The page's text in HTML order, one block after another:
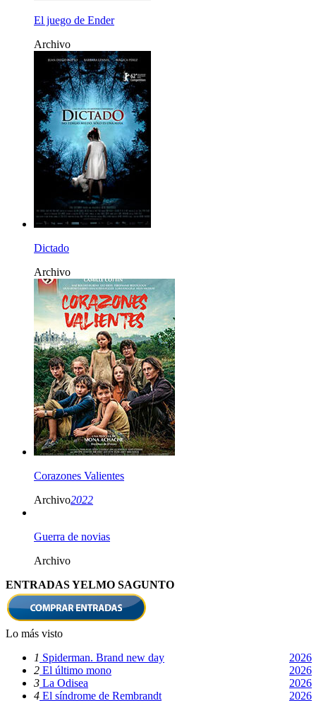
El juego de Ender
Archivo
Dictado
Archivo
Corazones Valientes
Archivo2022
Guerra de novias
Archivo
ENTRADAS YELMO SAGUNTO
Lo más visto
1 Spiderman. Brand new day
2026
2 El último mono
2026
3 La Odisea
2026
4 El síndrome de Rembrandt 2026